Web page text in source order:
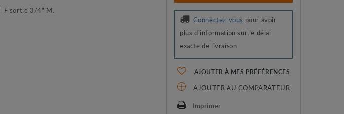
F sortie 3/4" M.
Connectez-vous pour avoir
plus d'information sur le délai
exacte de livraison
AJOUTER À MES PRÉFÉRENCES
AJOUTER AU COMPARATEUR
Imprimer